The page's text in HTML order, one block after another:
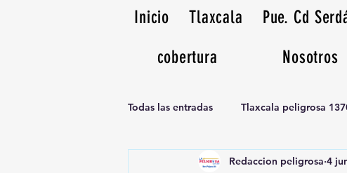
Inicio Tlaxcala Pue. Cd
cobertura
Nosotros
Todas las entradas Tlaxcala peligrosa
Noticias Musicales radio 1370am
Redaccion peligrosa 4